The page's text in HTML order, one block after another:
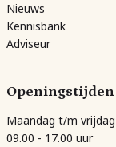
Nieuws
Kennisbank
Adviseur
Openingstijden
Maandag t/m vrijdag
09.00 - 17.00 uur